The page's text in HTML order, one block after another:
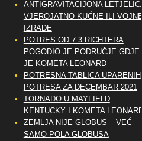
ANTIGRAVITACIJONA LETJELICA
VJEROJATNO KUĆNE ILI VOJNE
IZRADE
POTRES OD 7.3 RICHTERA
POGODIO JE PODRUČJE GDJE
JE KOMETA LEONARD
POTRESNA TABLICA UPARENIH
POTRESA ZA DECEMBAR 2021
TORNADO U MAYFIELD
KENTUCKY I KOMETA LEONARD
ZEMLJA NIJE GLOBUS – VEĆ
SAMO POLA GLOBUSA